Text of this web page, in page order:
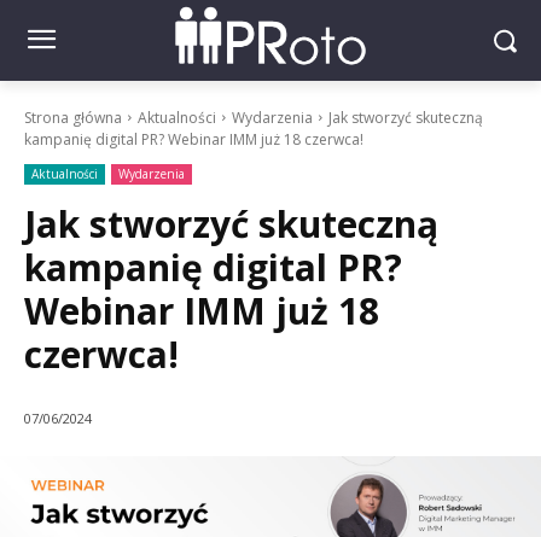
Strona główna Aktualności Wydarzenia
Jak stworzyć skuteczną
kampanię digital PR? Webinar IMM już 18 czerwca!
Aktualności Wydarzenia
Jak stworzyć skuteczną
kampanię digital PR?
Webinar IMM już 18
czerwca!
07/06/2024